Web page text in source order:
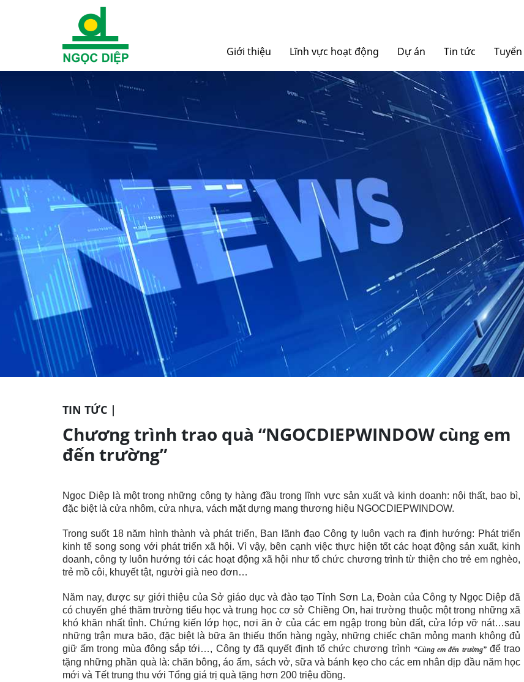
Giới thiệu Lĩnh vực hoạt động
Nội thất Ngọc Diệp
Bao bì Ngọc Diệp
NGOCDIEPWINDOW
Dự án Tin tức
Tin tức Tập đoàn
Báo chí nói về
TIN TỨC |
Chương trình trao quà “NGOCDIEPWINDOW cùng em
đến trường”
Ngọc Diệp là một trong những công ty hàng đầu trong lĩnh vực sản xuất và kinh doanh: nội thất, bao bì,
đặc biệt là cửa nhôm, cửa nhựa, vách mặt dựng mang thương hiệu NGOCDIEPWINDOW.
Trong suốt 18 năm hình thành và phát triển, Ban lãnh đạo Công ty luôn vạch ra định hướng: Phát triển
kinh tế song song với phát triển xã hội. Vì vậy, bên cạnh việc thực hiện tốt các hoạt động sản xuất, kinh
doanh, công ty luôn hướng tới các hoạt động xã hội như tổ chức chương trình từ thiện cho trẻ em nghèo,
trẻ mồ côi, khuyết tật, người già neo đơn…
Năm nay, được sự giới thiệu của Sở giáo dục và đào tạo Tỉnh Sơn La, Đoàn của Công ty Ngọc Diệp đã
có chuyến ghé thăm trường tiểu học và trung học cơ sở Chiềng On, hai trường thuộc một trong những xã
khó khăn nhất tỉnh. Chứng kiến lớp học, nơi ăn ở của các em ngập trong bùn đất, cửa lớp vỡ nát…sau
những trận mưa bão, đặc biệt là bữa ăn thiếu thốn hàng ngày, những chiếc chăn mỏng manh không đủ
giữ ấm trong mùa đông sắp tới…, Công ty đã quyết định tổ chức chương trình “Cùng em đến trường”để trao
tặng những phần quà là: chăn bông, áo ấm, sách vở, sữa và bánh kẹo cho các em nhân dịp đầu năm học
mới và Tết trung thu với Tổng giá trị quà tặng hơn 200 triệu đồng.